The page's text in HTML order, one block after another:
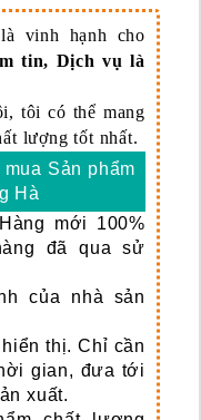
vinh hạnh cho
tin, Dịch vụ là
tôi có thể mang
lượng tốt nhất.
Sản phẩm
Hà
Hàng mới 100%
đã qua sử
của nhà sản
hiển thị.Chỉ cần
gian, đưa tới
xuất.